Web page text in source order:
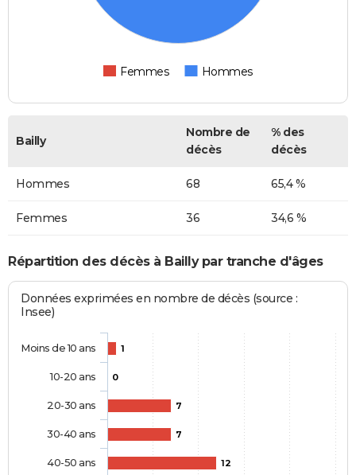
Femmes Hommes
Bailly
Nombre de
décès
% des
décès
Hommes 68 65,4 %
Femmes 36 34,6 %
Répartition des décès à Bailly par tranche d'âges
Données exprimées en nombre de décès (source :
Insee)
1
0
7
7
12
Moins de 10 ans
10-20 ans
20-30 ans
30-40 ans
40-50 ans